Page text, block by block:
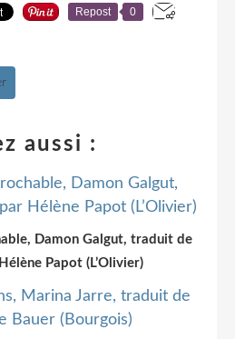
Repost 0
aussi :
Damon Galgut, traduit de
Papot (L’Olivier)